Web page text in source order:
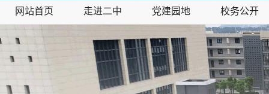
网站首页 走进二中 党建园地 校务公开